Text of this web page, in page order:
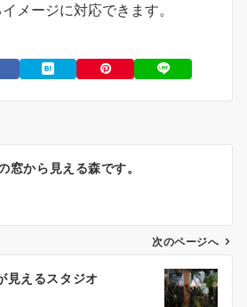
メージに対応できます。
窓から見える森です。
次のページへ
見えるスタジオ